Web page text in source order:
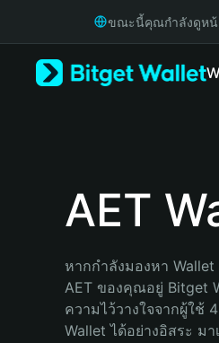
Русский
Bahasa Indonesia
ขณะนี้คุณกำลังดูหน้
AET
หากกำลังมองหา
AET ของคุณอยู่ Bitget
ความไว้วางใจจากผู้ใ
Wallet ได้อย่างอิสระ มา